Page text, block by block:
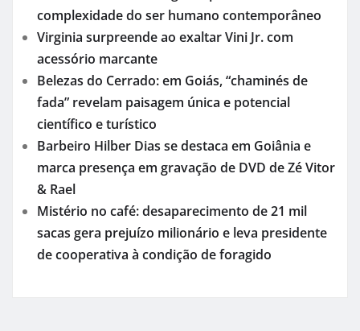
complexidade do ser humano contemporâneo
Virginia surpreende ao exaltar Vini Jr. com
acessório marcante
Belezas do Cerrado: em Goiás, “chaminés de
fada” revelam paisagem única e potencial
científico e turístico
Barbeiro Hilber Dias se destaca em Goiânia e
marca presença em gravação de DVD de Zé Vitor
& Rael
Mistério no café: desaparecimento de 21 mil
sacas gera prejuízo milionário e leva presidente
de cooperativa à condição de foragido